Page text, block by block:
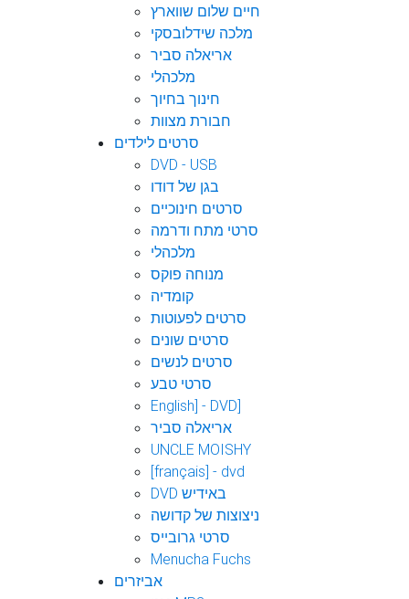
חיים שלום שווארץ
מלכה שידלובסקי
אריאלה סביר
מלכהלי
חינוך בחיוך
חבורת מצוות
סרטים לילדים
DVD - USB
בגן של דודו
סרטים חינוכיים
סרטי מתח ודרמה
מלכהלי
מנוחה פוקס
קומדיה
סרטים לפעוטות
סרטים שונים
סרטים לנשים
סרטי טבע
English] - DVD]
אריאלה סביר
UNCLE MOISHY
[français] - dvd
DVD באידיש
ניצוצות של קדושה
סרטי גרובייס
Menucha Fuchs
אביזרים